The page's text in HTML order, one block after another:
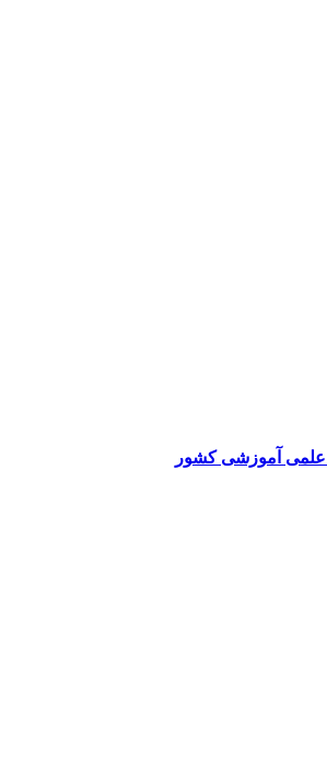
علمی آموزشی کشور